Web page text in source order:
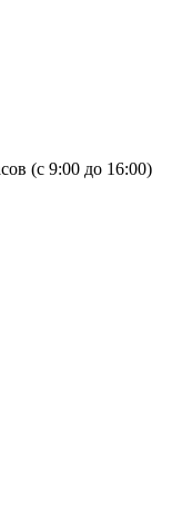
(с 9:00 до 16:00)